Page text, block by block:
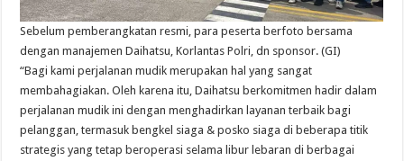
Sebelum pemberangkatan resmi, para peserta berfoto bersama
dengan manajemen Daihatsu, Korlantas Polri, dn sponsor. (GI)
“Bagi kami perjalanan mudik merupakan hal yang sangat
membahagiakan. Oleh karena itu, Daihatsu berkomitmen hadir dalam
perjalanan mudik ini dengan menghadirkan layanan terbaik bagi
pelanggan, termasuk bengkel siaga & posko siaga di beberapa titik
strategis yang tetap beroperasi selama libur lebaran di berbagai